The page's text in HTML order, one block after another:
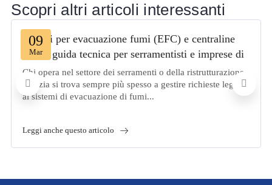
Scopri altri articoli interessanti
09
Mar
Business
Motori per evacuazione fumi (EFC) e centraline
RWA: guida tecnica per serramentisti e imprese di
ristrutturazione
Chi opera nel settore dei serramenti o della ristrutturazione
edilizia si trova sempre più spesso a gestire richieste legate
ai sistemi di evacuazione di fumi...
Leggi anche questo articolo